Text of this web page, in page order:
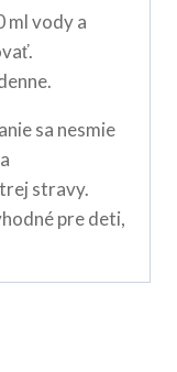
ml vody a
sa nesmie
stravy.
pre deti,